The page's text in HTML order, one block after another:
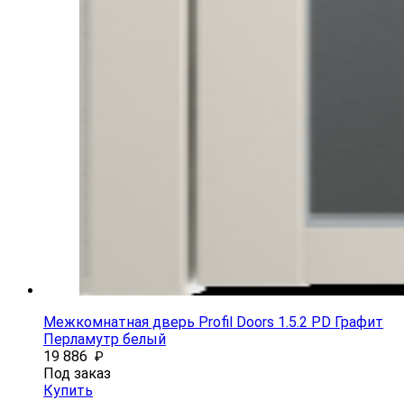
Межкомнатная дверь Profil Doors 1.5.2 PD Графит
Перламутр белый
19 886 ₽
Под заказ
Купить